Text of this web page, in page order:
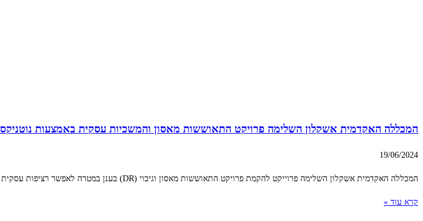
המכללה האקדמית אשקלון השלימה פרויקט התאוששות מאסון והמשכיות עסקית באמצעות נוטניקס
19/06/2024
המכללה האקדמית אשקלון השלימה פרוייקט להקמת פרויקט התאוששות מאסון וגיבוי (DR) בענן במטרה לאפשר רציפות עסקית והמשך לימודים במקרים של כשל או אסון. אתר ה-
קרא עוד »